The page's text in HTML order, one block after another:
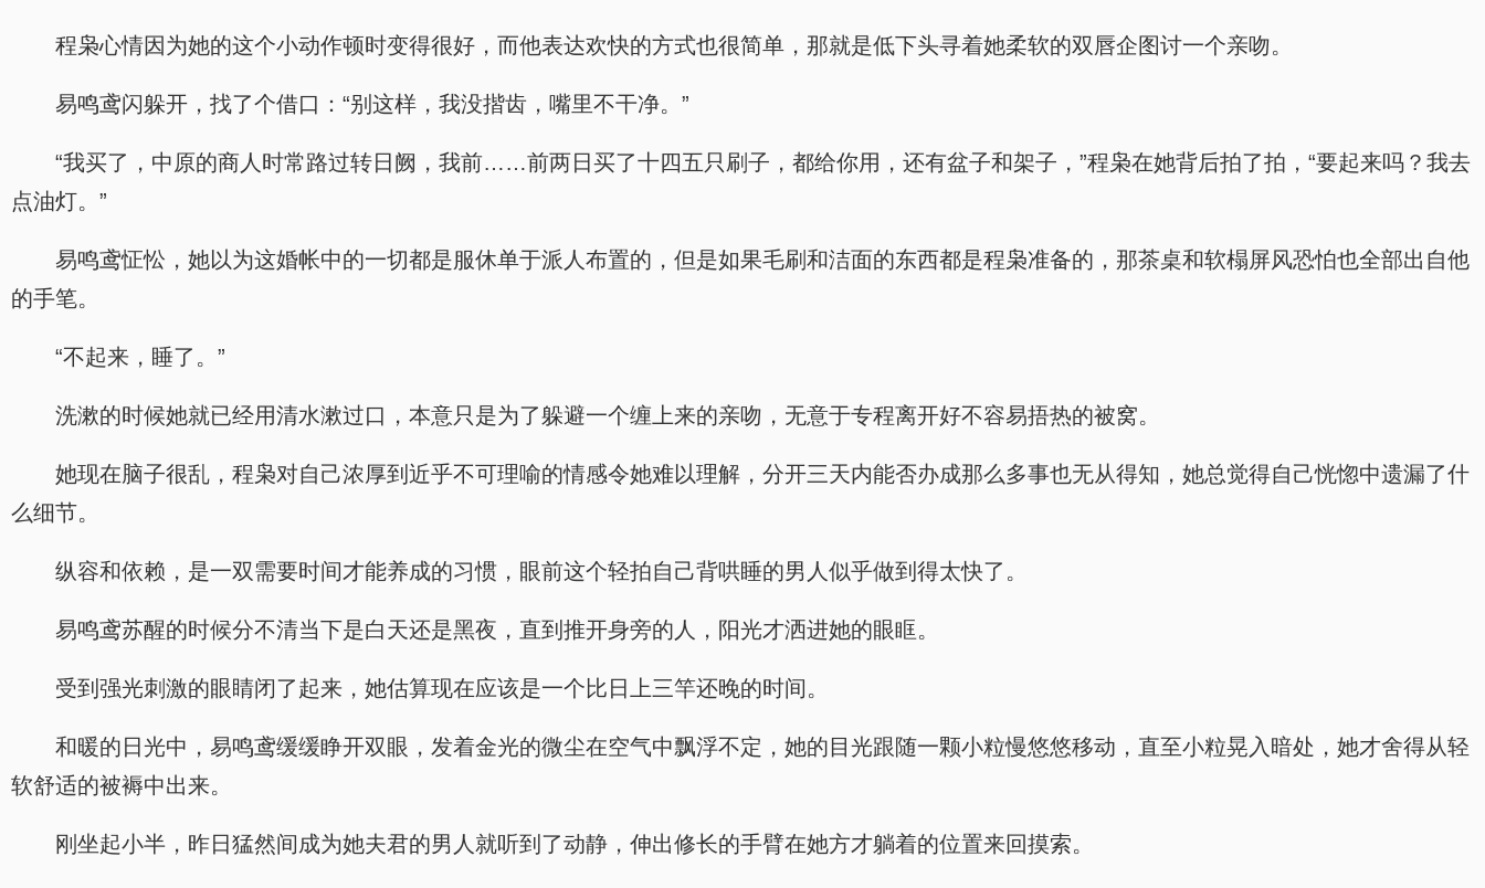
程枭心情因为她的这个小动作顿时变得很好，而他表达欢快的方式也很简单，那就是低下头寻着她柔软的双唇企图讨一个亲吻。
易鸣鸢闪躲开，找了个借口：“别这样，我没揩齿，嘴里不干净。”
“我买了，中原的商人时常路过转日阙，我前……前两日买了十四五只刷子，都给你用，还有盆子和架子，”程枭在她背后拍了拍，“要起来吗？我去
点油灯。”
易鸣鸢怔忪，她以为这婚帐中的一切都是服休单于派人布置的，但是如果毛刷和洁面的东西都是程枭准备的，那茶桌和软榻屏风恐怕也全部出自他
的手笔。
“不起来，睡了。”
洗漱的时候她就已经用清水漱过口，本意只是为了躲避一个缠上来的亲吻，无意于专程离开好不容易捂热的被窝。
她现在脑子很乱，程枭对自己浓厚到近乎不可理喻的情感令她难以理解，分开三天内能否办成那么多事也无从得知，她总觉得自己恍惚中遗漏了什
么细节。
纵容和依赖，是一双需要时间才能养成的习惯，眼前这个轻拍自己背哄睡的男人似乎做到得太快了。
易鸣鸢苏醒的时候分不清当下是白天还是黑夜，直到推开身旁的人，阳光才洒进她的眼眶。
受到强光刺激的眼睛闭了起来，她估算现在应该是一个比日上三竿还晚的时间。
和暖的日光中，易鸣鸢缓缓睁开双眼，发着金光的微尘在空气中飘浮不定，她的目光跟随一颗小粒慢悠悠移动，直至小粒晃入暗处，她才舍得从轻
软舒适的被褥中出来。
刚坐起小半，昨日猛然间成为她夫君的男人就听到了动静，伸出修长的手臂在她方才躺着的位置来回摸索。